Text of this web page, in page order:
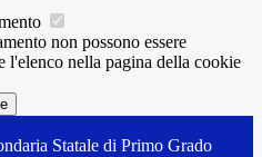
non possono essere
l'elenco nella pagina della cookie
Statale di Primo Grado